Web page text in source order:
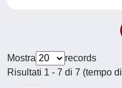
Mostra
records
Risultati 1 - 7 di 7 (tempo